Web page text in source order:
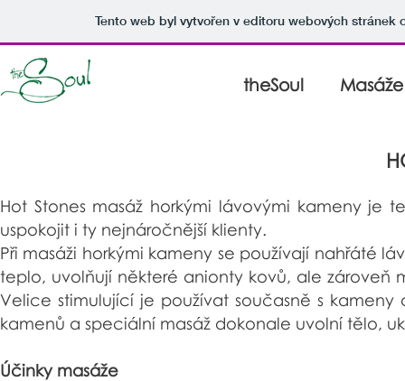
Tento web byl vytvořen v editoru webových stránek
theSoul Masáže
Hot Stones masáž horkými lávovými kameny je
uspokojit i ty nejnáročnější klienty.
Při masáži horkými kameny se používají nahřáté
teplo, uvolňují některé anionty kovů, ale zároveň
Velice stimulující je používat současně s
kamenů a speciální masáž dokonale uvolní tělo,
Účinky masáže